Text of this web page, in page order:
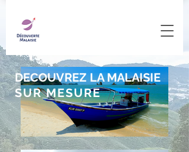
DECOUVREZ LA MALAISIE
SUR MESURE